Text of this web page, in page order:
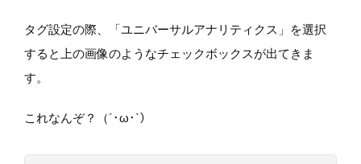
タグ設定の際、「ユニバーサルアナリティクス」を選択
すると上の画像のようなチェックボックスが出てきま
す。
これなんぞ？（´･ω･`）